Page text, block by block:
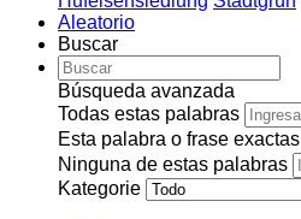
Aleatorio
Buscar
Búsqueda avanzada
Todas estas palabras
Esta palabra o frase exactas
Ninguna de estas palabras
Kategorie